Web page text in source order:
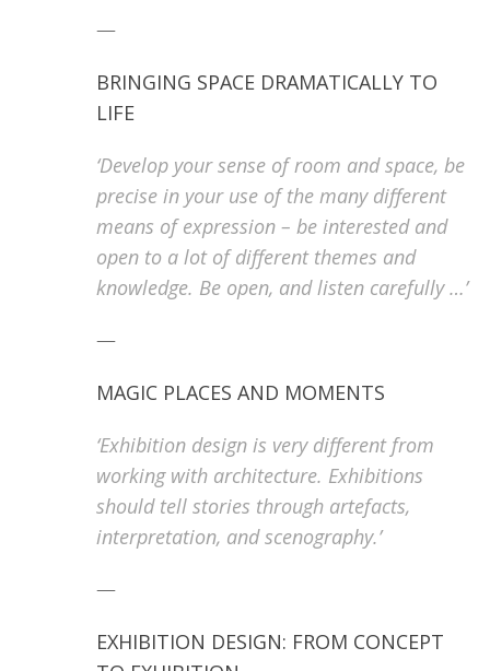
—
BRINGING SPACE DRAMATICALLY TO
LIFE
‘Develop your sense of room and space, be
precise in your use of the many different
means of expression – be interested and
open to a lot of different themes and
knowledge. Be open, and listen carefully …’
—
MAGIC PLACES AND MOMENTS
‘Exhibition design is very different from
working with architecture. Exhibitions
should tell stories through artefacts,
interpretation, and scenography.’
—
EXHIBITION DESIGN: FROM CONCEPT